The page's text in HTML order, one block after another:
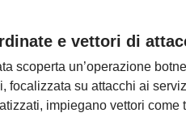
e vettori di
scoperta un’operazione
focalizzata su attacchi ai
impiegano vettori